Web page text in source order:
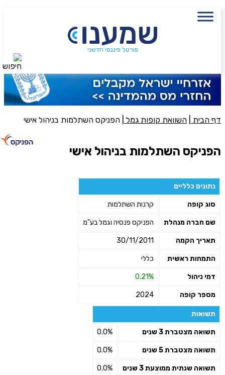
פורטל פיננסי חדשני
דף הבית השוואת קופות גמל הפניקס השתלמות בניהול אישי
הפניקס השתלמות בניהול אישי
נתונים כלליים
סוג קופה קרנות השתלמות
שם חברה מנהלת הפניקס פנסיה וגמל בע"מ
תאריך הקמה 30/11/2011
התמחות ראשית כללי
דמי ניהול 0.21%
מספר קופה 2024
תשואות
תשואה מצטברת 3 שנים 0.0%
תשואה מצטברת 5 שנים 0.0%
תשואה שנתית ממוצעת 3 שנים 0.0%
שם מלא
פעולה נדרשת
סכום חיסכון בקרן
אני מאשר את תנאיי השימוש והפרטיות של האתר
מאשר כי פרטיי ישמשו לקבלת פניות והצעות שיווקיות למוצרים
פנסיוניים\ביטוח באמצעות טלפון, מייל או SMS מאיתנו או צד שלישי
שליחה
חיפוש